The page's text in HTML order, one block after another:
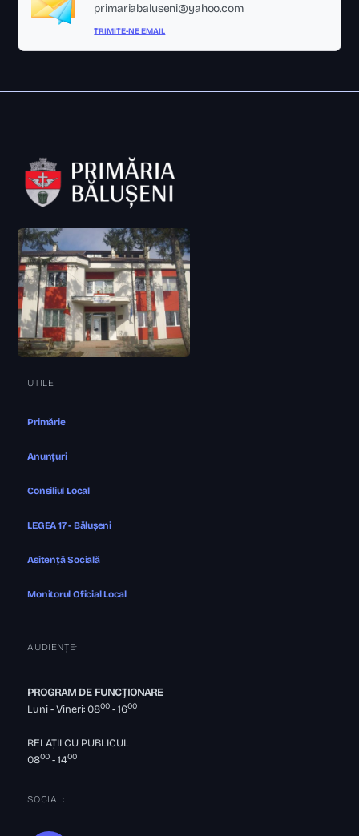
primariabaluseni@yahoo.com
TRIMITE-NE EMAIL
UTILE
Primărie
Anunțuri
Consiliul Local
LEGEA 17 - Bălușeni
Asitență Socială
Monitorul Oficial Local
AUDIENȚE:
PROGRAM DE FUNCȚIONARE
Luni - Vineri: 0800 - 1600
RELAȚII CU PUBLICUL
0800 - 1400
SOCIAL: